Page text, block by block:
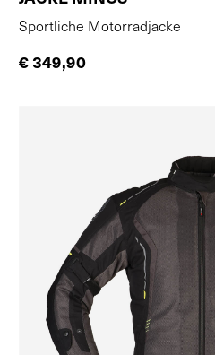
Sportliche Motorradjacke
€ 349,90